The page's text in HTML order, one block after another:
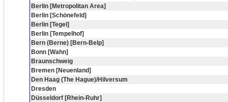
Berlin [Metropolitan Area]
Berlin [Schönefeld]
Berlin [Tegel]
Berlin [Tempelhof]
Bern (Berne) [Bern-Belp]
Bonn [Wahn]
Braunschweig
Bremen [Neuenland]
Den Haag (The Hague)/Hilversum
Dresden
Düsseldorf [Rhein-Ruhr]